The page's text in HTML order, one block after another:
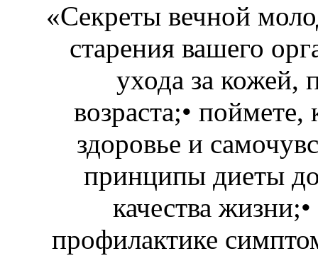
«Секреты вечной
старения вашего
ухода за кожей,
возраста;•
здоровье и
принципы диеты
качества
профилактике